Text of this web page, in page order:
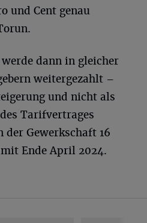
und Cent genau
dann in gleicher
weitergezahlt –
und nicht als
Tarifvertrages
der Gewerkschaft 16
Ende April 2024.